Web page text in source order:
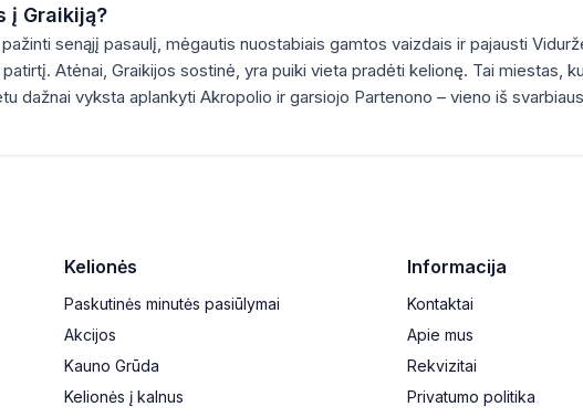
į Graikiją?
senąjį pasaulį, mėgautis nuostabiais gamtos vaizdais ir pajausti
Atėnai, Graikijos sostinė, yra puiki vieta pradėti kelionę. Tai miestas,
dažnai vyksta aplankyti Akropolio ir garsiojo Partenono – vieno iš
Kelionės
Paskutinės minutės pasiūlymai
Akcijos
Kauno Grūda
Kelionės į kalnus
Informacija
Kontaktai
Apie mus
Rekvizitai
Privatumo politika